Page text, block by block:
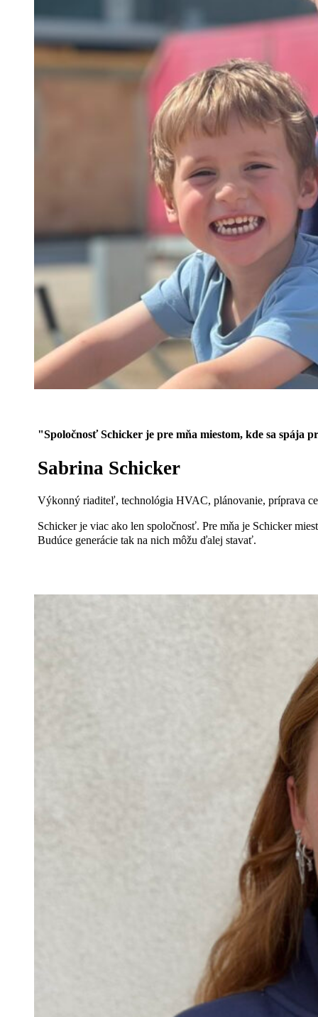
"Spoločnosť Schicker je pre mňa miestom, kde sa spája
Sabrina Schicker
Výkonný riaditeľ, technológia HVAC, plánovanie, príprava
Schicker je viac ako len spoločnosť. Pre mňa je Schicker
Budúce generácie tak na nich môžu ďalej stavať.